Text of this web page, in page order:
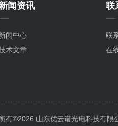
闻资讯
闻中心
术文章
联
联
在
有©2026 山东优云谱光电科技有